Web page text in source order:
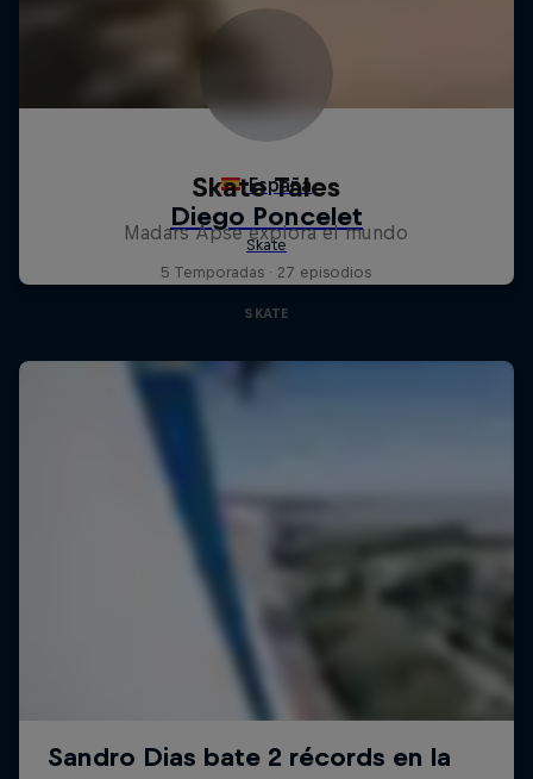
Skate Tales
Madars Apse explora el mundo
5 Temporadas · 27 episodios
SKATE